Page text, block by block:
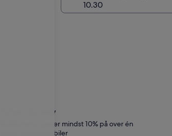
Forkæl dig selv
Medlemmer sparer mindst 10% på over én
million udlejningsbiler